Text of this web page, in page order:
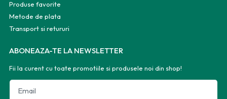
Produse favorite
Metode de plata
Transport si retururi
ABONEAZA-TE LA NEWSLETTER
Fii la curent cu toate promotiile si produsele noi din shop!
Email